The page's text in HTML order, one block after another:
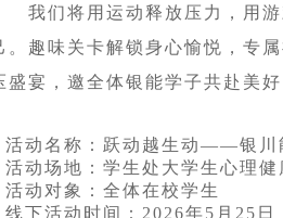
我们将用运动释放压力，用
。趣味关卡解锁身心愉悦，专
盛宴，邀全体银能学子共赴美
活动名称：跃动越生动——银川
活动场地：学生处大学生心理
活动对象：全体在校学生
线下活动时间：2026年5月25